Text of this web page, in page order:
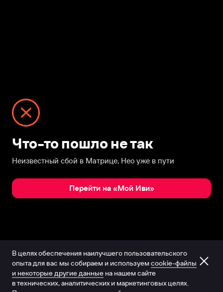
Что-то пошло не так
Неизвестный сбой в Матрице, Нео уже в пути
Перейти на «Мой Иви»
В целях обеспечения наилучшего пользовательского
опыта для вас мы собираем и используем cookie-файлы
и некоторые другие данные на нашем сайте
в технических, аналитических и маркетинговых целях.